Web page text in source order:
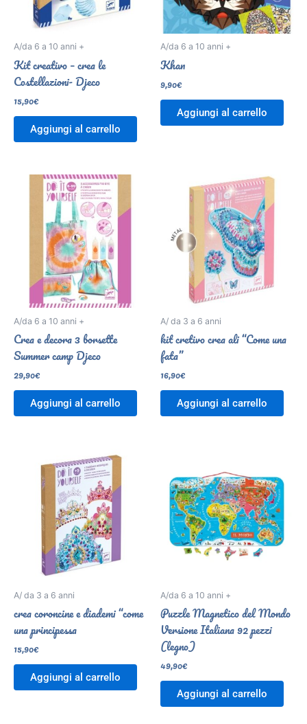
A/da 6 a 10 anni +
Kit creativo – crea le
Costellazioni- Djeco
15,90€
Aggiungi al carrello
A/da 6 a 10 anni +
Khan
9,90€
Aggiungi al carrello
A/da 6 a 10 anni +
Crea e decora 3 borsette
Summer camp Djeco
29,90€
Aggiungi al carrello
A/ da 3 a 6 anni
kit cretivo crea ali “Come una
fata”
16,90€
Aggiungi al carrello
A/ da 3 a 6 anni
crea coroncine e diademi “come
una principessa
15,90€
Aggiungi al carrello
A/da 6 a 10 anni +
Puzzle Magnetico del Mondo
Versione Italiana 92 pezzi
(legno)
49,90€
Aggiungi al carrello